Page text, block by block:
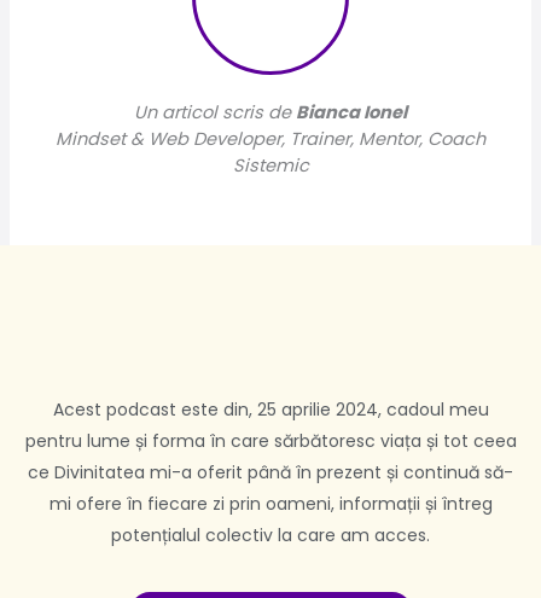
Un articol scris de Bianca Ionel
Mindset & Web Developer, Trainer, Mentor, Coach
Sistemic
Acest podcast este din, 25 aprilie 2024, cadoul meu
pentru lume și forma în care sărbătoresc viața și tot ceea
ce Divinitatea mi-a oferit până în prezent și continuă să-
mi ofere în fiecare zi prin oameni, informații și întreg
potențialul colectiv la care am acces.